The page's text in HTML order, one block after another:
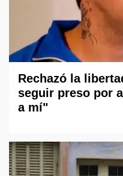
Rechazó la
seguir preso por
a mí"